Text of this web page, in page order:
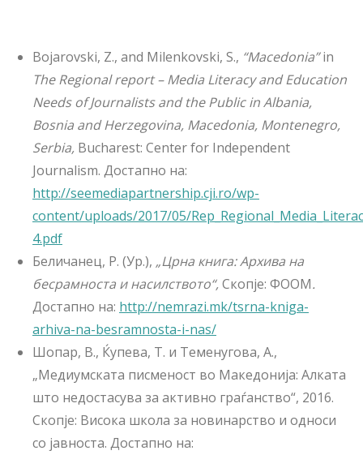
Bojarovski, Z., and Milenkovski, S., “Macedonia”in
The Regional report – Media Literacy and Education
Needs of Journalists and the Public in Albania,
Bosnia and Herzegovina, Macedonia, Montenegro,
Serbia, Bucharest: Center for Independent
Journalism. Достапно на:
http://seemediapartnership.cji.ro/wp-
content/uploads/2017/05/
4.pdf
Беличанец, Р. (Ур.), „Црна книга: Архива на
бесрамноста и насилството“,Скопје: ФООМ.
Достапно на: http://nemrazi.mk/tsrna-kniga-
arhiva-na-besramnosta-i-nas/
Шопар, В., Ќупева, Т. и Теменугова, А.,
„Медиумската писменост во Македонија: Алката
што недостасува за активно граѓанство“, 2016.
Скопје: Висока школа за новинарство и односи
со јавноста. Достапно на: